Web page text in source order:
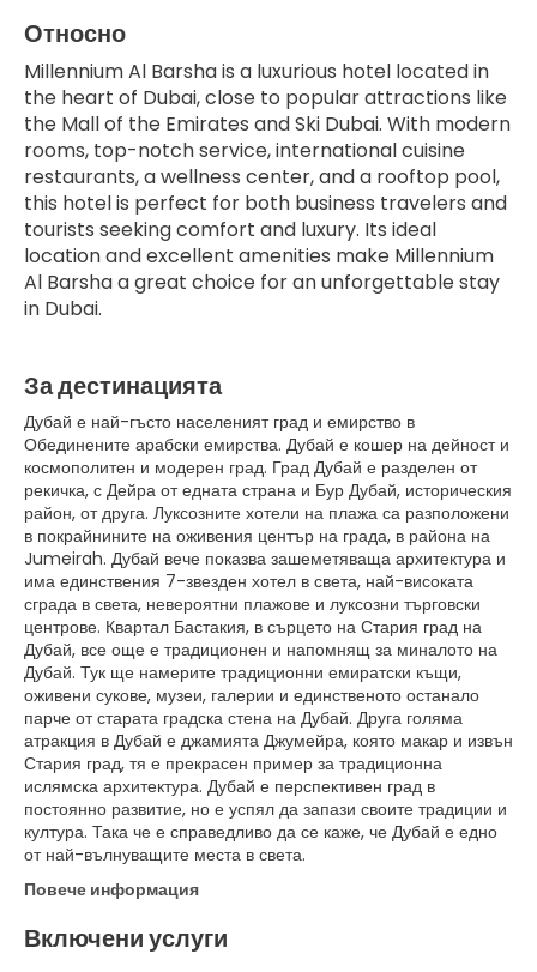
Относно
Millennium Al Barsha is a luxurious hotel located in
the heart of Dubai, close to popular attractions like
the Mall of the Emirates and Ski Dubai. With modern
rooms, top-notch service, international cuisine
restaurants, a wellness center, and a rooftop pool,
this hotel is perfect for both business travelers and
tourists seeking comfort and luxury. Its ideal
location and excellent amenities make Millennium
Al Barsha a great choice for an unforgettable stay
in Dubai.
За дестинацията
Дубай е най-гъсто населеният град и емирство в
Обединените арабски емирства. Дубай е кошер на дейност и
космополитен и модерен град. Град Дубай е разделен от
рекичка, с Дейра от едната страна и Бур Дубай, историческия
район, от друга. Луксозните хотели на плажа са разположени
в покрайнините на оживения център на града, в района на
Jumeirah. Дубай вече показва зашеметяваща архитектура и
има единствения 7-звезден хотел в света, най-високата
сграда в света, невероятни плажове и луксозни търговски
центрове. Квартал Бастакия, в сърцето на Стария град на
Дубай, все още е традиционен и напомнящ за миналото на
Дубай. Тук ще намерите традиционни емиратски къщи,
оживени сукове, музеи, галерии и единственото останало
парче от старата градска стена на Дубай. Друга голяма
атракция в Дубай е джамията Джумейра, която макар и извън
Стария град, тя е прекрасен пример за традиционна
ислямска архитектура. Дубай е перспективен град в
постоянно развитие, но е успял да запази своите традиции и
култура. Така че е справедливо да се каже, че Дубай е едно
от най-вълнуващите места в света.
Повече информация
Включени услуги